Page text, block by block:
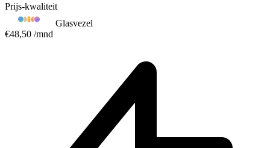
Prijs-kwaliteit
Glasvezel
€48,50 /mnd